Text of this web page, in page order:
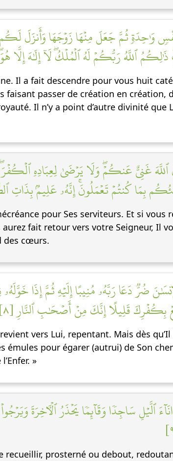
ثُمَّ جَعَلَ مِنۡهَا زَوۡجَهَا وَأَنزَلَ
ٱللَّهُ رَبُّكُمۡ لَهُ ٱلۡمُلۡكُۖ لَآ إِلَٰهَ إِلَّا هُوَۖ
Il a fait descendre pour vous huit
faisant passer de création en création,
Il n’y a point d’autre divinité que
غَنِيٌّ عَنكُمۡۖ وَلَا يَرۡضَىٰ لِعِبَادِهِ
بِمَا كُنتُمۡ تَعۡمَلُونَۚ إِنَّهُۥ عَلِيمُۢ بِذَاتِ
pour Ses serviteurs. Et si vous
fait retour vers votre Seigneur, Il
des cœurs.
ضُرّٞ دَعَا رَبَّهُۥ مُنِيبًا إِلَيۡهِ ثُمَّ إِذَا
بِكُفۡرِكَ قَلِيلًا إِنَّكَ مِنۡ أَصۡحَٰبِ ٱلنَّارِ [٨]
vers Lui, repentant. Mais dès qu’Il
pour égarer (autrui) de Son
»
ٱلَّيۡلِ سَاجِدٗا وَقَآئِمٗا يَحۡذَرُ ٱلۡأٓخِرَةَ
prosterné ou debout,